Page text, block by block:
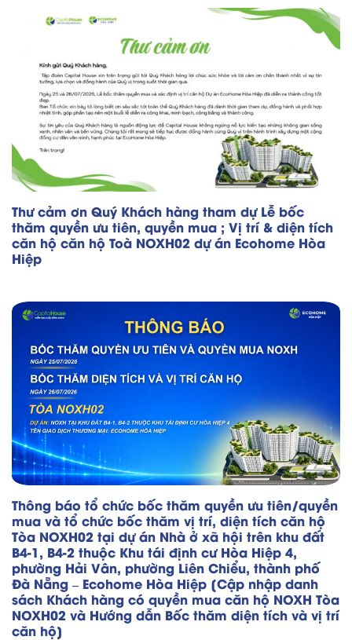
Thư cảm ơn Quý Khách hàng tham dự Lễ bốc
thăm quyền ưu tiên, quyền mua ; Vị trí & diện tích
căn hộ căn hộ Toà NOXH02 dự án Ecohome Hòa
Hiệp
Thông báo tổ chức bốc thăm quyền ưu tiên/quyền
mua và tổ chức bốc thăm vị trí, diện tích căn hộ
Tòa NOXH02 tại dự án Nhà ở xã hội trên khu đất
B4-1, B4-2 thuộc Khu tái định cư Hòa Hiệp 4,
phường Hải Vân, phường Liên Chiểu, thành phố
Đà Nẵng – Ecohome Hòa Hiệp [Cập nhập danh
sách Khách hàng có quyền mua căn hộ NOXH Tòa
NOXH02 và Hướng dẫn Bốc thăm diện tích và vị trí
căn hộ]